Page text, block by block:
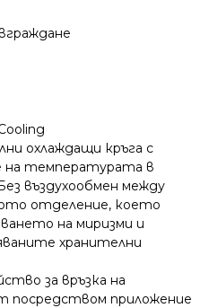
охлаждащи кръга с
на температурата в
въздухообмен между
отделение, което
на миризми и
хранителни
за връзка на
посредством приложение